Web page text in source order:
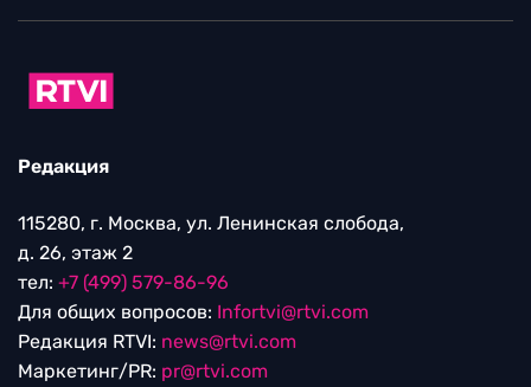
Редакция
115280, г. Москва, ул. Ленинская слобода,
д. 26, этаж 2
тел: +7 (499) 579-86-96
Для общих вопросов: Infortvi@rtvi.com
Редакция RTVI: news@rtvi.com
Маркетинг/PR: pr@rtvi.com